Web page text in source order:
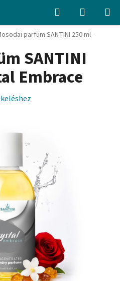
Keresés KOSÁR
parfüm SANTINI 250 ml -
SANTINI
Embrace